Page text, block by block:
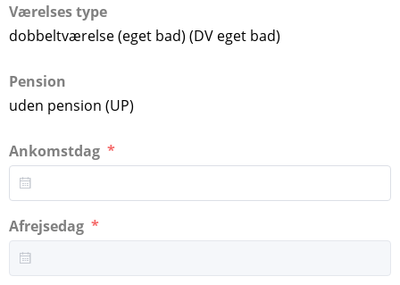
Værelses type
dobbeltværelse (eget bad) (DV eget bad)
Pension
uden pension (UP)
Ankomstdag
Afrejsedag